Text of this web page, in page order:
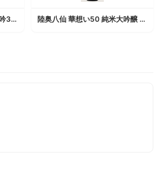
尾瀬の雪どけ 純米大吟醸 夏吟39% 陸奥八仙 華想い50 純米大吟醸 火入